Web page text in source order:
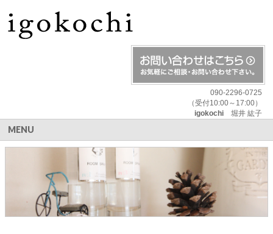
090-2296-0725
（受付10:00～17:00）
igokochi堀井 紘子
MENU